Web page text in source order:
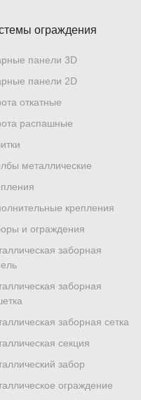
ограждения
панели 3D
панели 2D
откатные
распашные
металлические
крепления
и ограждения
заборная
заборная
заборная сетка
секция
забор
ограждение